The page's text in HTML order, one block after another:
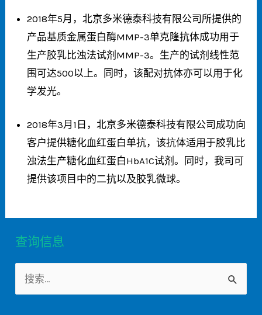
2018年5月，北京多米德泰科技有限公司所提供的
产品基质金属蛋白酶MMP-3单克隆抗体成功用于
生产胶乳比浊法试剂MMP-3。生产的试剂线性范
围可达500以上。同时，该配对抗体亦可以用于化
学发光。
2018年3月1日，北京多米德泰科技有限公司成功向
客户提供糖化血红蛋白单抗，该抗体适用于胶乳比
浊法生产糖化血红蛋白HbA1C试剂。同时，我司可
提供该项目中的二抗以及胶乳微球。
查询信息
e